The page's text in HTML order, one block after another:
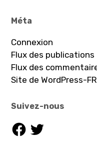
Méta
Connexion
Flux des publications
Flux des
Site de WordPress-FR
Suivez-nous
Facebook
Twitter